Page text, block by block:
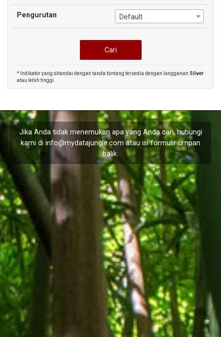
Pengurutan Default
* Indikator yang ditandai dengan tanda bintang tersedia dengan langganan Silver
atau lebih tinggi
Jika Anda tidak menemukan apa yang Anda cari, hubungi
kami di info@mydatajungle.comatau isi formulirumpan
balik